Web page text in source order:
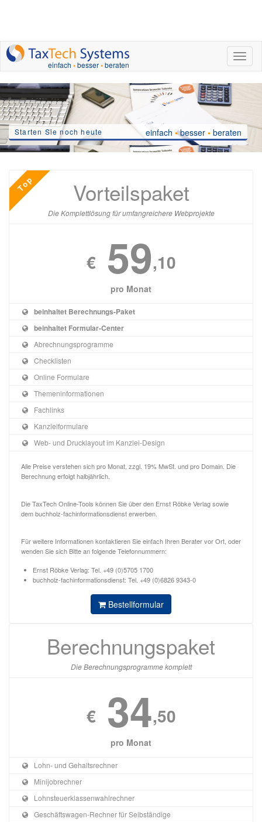
einfach •besser•beraten
einfach •besser • beraten
Starten Sie noch heute
Top Vorteilspaket
Die Komplettlösung für umfangreichere Webprojekte
€ 59,10
pro Monat
beinhaltet Berechnungs-Paket
beinhaltet Formular-Center
Abrechnungsprogramme
Checklisten
Online Formulare
Themeninformationen
Fachlinks
Kanzleiformulare
Web- und Drucklayout im Kanzlei-Design
Alle Preise verstehen sich pro Monat, zzgl. 19% MwSt. und pro Domain. Die
Berechnung erfolgt halbjährlich.
Die TaxTech Online-Tools können Sie über den Ernst Röbke Verlag sowie
dem buchholz-fachinformationsdienst erwerben.
Für weitere Informationen kontaktieren Sie einfach Ihren Berater vor Ort, oder
wenden Sie sich Bitte an folgende Telefonnummern:
Ernst Röbke Verlag: Tel. +49 (0)5705 1700
buchholz-fachinformationsdienst: Tel. +49 (0)6826 9343-0
Bestellformular
Berechnungspaket
Die Berechnungsprogramme komplett
€ 34,50
pro Monat
Lohn- und Gehaltsrechner
Minijobrechner
Lohnsteuerklassenwahlrechner
Geschäftswagen-Rechner für Selbständige